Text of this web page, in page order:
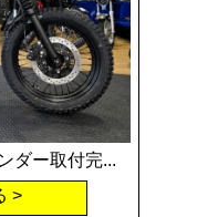
ダー取付完...